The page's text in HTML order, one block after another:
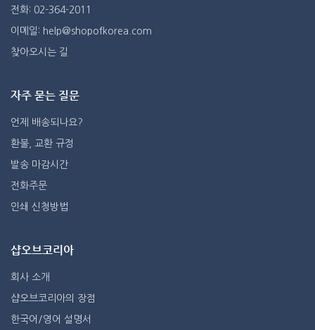
전화: 02-364-2011
이메일: help@shopofkorea.com
찾아오시는 길
자주 묻는 질문
언제 배송되나요?
환불, 교환 규정
발송 마감시간
전화주문
인쇄 신청방법
샵오브코리아
회사 소개
샵오브코리아의 장점
한국어/영어 설명서